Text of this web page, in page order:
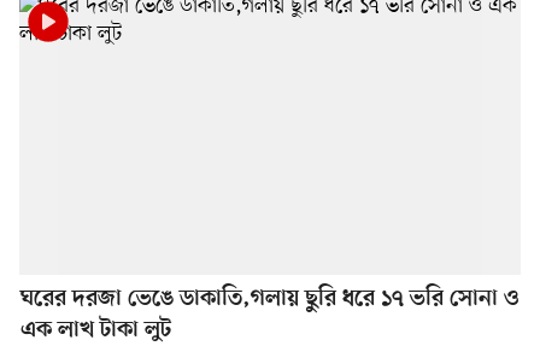
ঘরের দরজা ভেঙে ডাকাতি,গলায় ছুরি ধরে ১৭ ভরি সোনা ও
এক লাখ টাকা লুট